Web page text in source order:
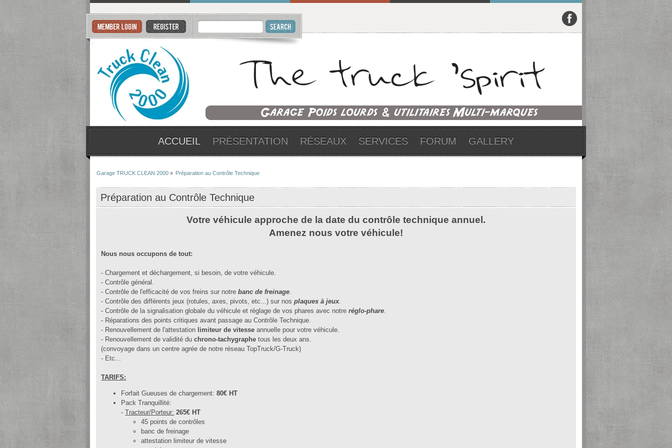
ACCUEIL PRÉSENTATION RÉSEAUX SERVICES FORUM GALLERY
Garage TRUCK CLEAN 2000» Préparation au Contrôle Technique
Préparation au Contrôle Technique
Votre véhicule approche de la date du contrôle technique annuel.
Amenez nous votre véhicule!
Nous nous occupons de tout:
- Chargement et déchargement, si besoin, de votre véhicule.
- Contrôle général.
- Contrôle de l'efficacité de vos freins sur notrebanc de freinage
- Contrôle des différents jeux (rotules, axes, pivots, etc...) sur nosplaques à jeux.
- Contrôle de la signalisation globale du véhicule et réglage de vos phares avec notreréglo-phare
- Réparations des points critiques avant passage au Contrôle Technique.
- Renouvellement de l'attestation limiteur de vitesse annuelle pour votre véhicule.
- Renouvellement de validité duchrono-tachygraphe tous les deux ans.
(convoyage dans un centre agrée de notre réseau TopTruck/G-Truck)
- Etc...
TARIFS:
Forfait Gueuses de chargement:80€ HT
Pack Tranquillité:
-Tracteur/Porteur: 265€ HT
45 points de contrôles
banc de freinage
attestation limiteur de vitesse